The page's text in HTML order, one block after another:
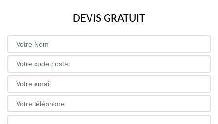
DEVIS GRATUIT